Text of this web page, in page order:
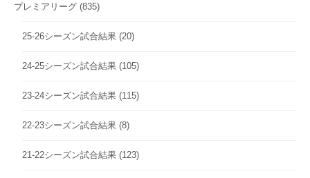
プレミアリーグ (835)
25-26シーズン試合結果 (20)
24-25シーズン試合結果 (105)
23-24シーズン試合結果 (115)
22-23シーズン試合結果 (8)
21-22シーズン試合結果 (123)